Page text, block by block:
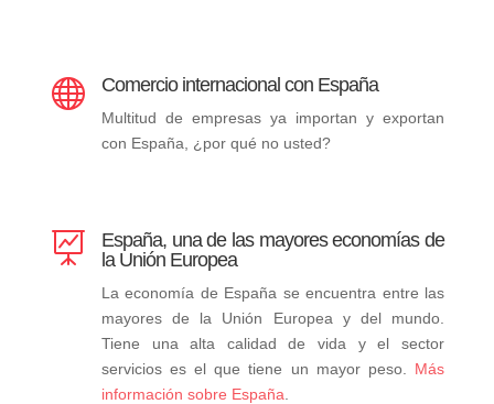
 Comercio internacional con España
Multitud de empresas ya importan y exportan
con España, ¿por qué no usted?

España, una de las mayores economías de
la Unión Europea
La economía de España se encuentra entre las
mayores de la Unión Europea y del mundo.
Tiene una alta calidad de vida y el sector
servicios es el que tiene un mayor peso. Más
información sobre España